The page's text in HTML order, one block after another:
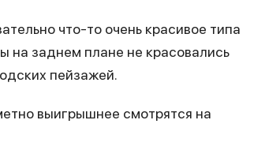
что-то очень красивое типа
на заднем плане не красовались
пейзажей.
выигрышнее смотрятся на